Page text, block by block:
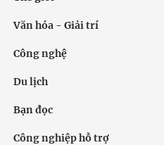
Văn hóa - Giải trí
Công nghệ
Du lịch
Bạn đọc
Công nghiệp hỗ trợ